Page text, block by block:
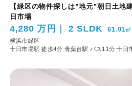
【緑区の物件探しは”地元”朝日土地
日市場
4,280 万円 2 SLDK 61.01㎡
横浜市緑区
十日市場駅 徒歩4分 青葉台駅 バス11分 十日